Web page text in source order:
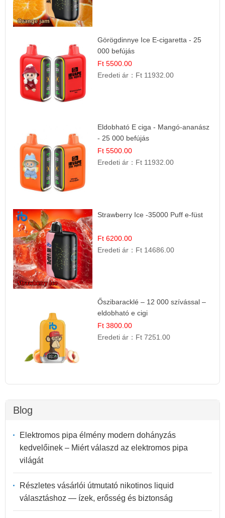
Görögdinnye Ice E-cigaretta - 25
000 befújás
Ft 5500.00
Eredeti ár： Ft 11932.00
Eldobható E ciga - Mangó-ananász
- 25 000 befújás
Ft 5500.00
Eredeti ár： Ft 11932.00
Strawberry Ice -35000 Puff e-füst
Ft 6200.00
Eredeti ár： Ft 14686.00
Őszibaracklé – 12 000 szívással –
eldobható e cigi
Ft 3800.00
Eredeti ár： Ft 7251.00
Blog
Elektromos pipa élmény modern dohányzás
kedvelőinek – Miért válaszd az elektromos pipa
világát
Részletes vásárlói útmutató nikotinos liquid
választáshoz — ízek, erősség és biztonság